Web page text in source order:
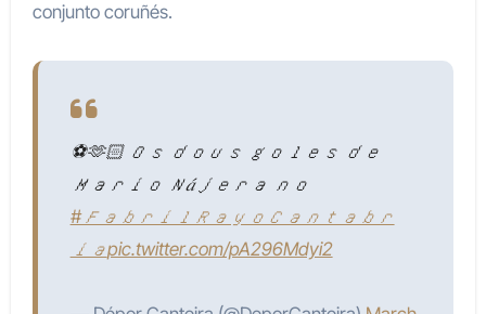
conjunto coruñés.
⚽️🫶🏻 𝑂𝑠 𝑑𝑜𝑢𝑠 𝑔𝑜𝑙𝑒𝑠 𝑑𝑒
𝑀𝑎𝑟𝑖𝑜 𝑁𝑎́𝑗𝑒𝑟𝑎 𝑛𝑜
#𝐹𝑎𝑏𝑟𝑖𝑙𝑅𝑎𝑦𝑜𝐶𝑎𝑛𝑡𝑎𝑏𝑟
𝑖𝑎pic.twitter.com/pA296Mdyi2